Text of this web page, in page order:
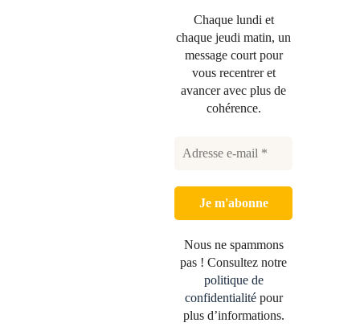
Chaque lundi et
chaque jeudi matin, un
message court pour
vous recentrer et
avancer avec plus de
cohérence.
Nous ne spammons
pas ! Consultez notre
politique de
confidentialitépour
plus d’informations.